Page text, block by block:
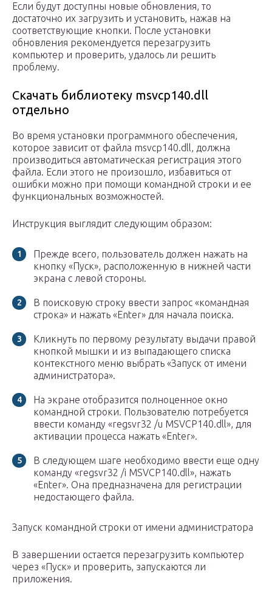
Если будут доступны новые обновления, то
достаточно их загрузить и установить, нажав на
соответствующие кнопки. После установки
обновления рекомендуется перезагрузить
компьютер и проверить, удалось ли решить
проблему.
Скачать библиотеку msvcp140.dll
отдельно
Во время установки программного обеспечения,
которое зависит от файла msvcp140.dll, должна
производиться автоматическая регистрация этого
файла. Если этого не произошло, избавиться от
ошибки можно при помощи командной строки и ее
функциональных возможностей.
Инструкция выглядит следующим образом:
Прежде всего, пользователь должен нажать на
кнопку «Пуск», расположенную в нижней части
экрана с левой стороны.
В поисковую строку ввести запрос «командная
строка» и нажать «Enter» для начала поиска.
Кликнуть по первому результату выдачи правой
кнопкой мышки и из выпадающего списка
контекстного меню выбрать «Запуск от имени
администратора».
На экране отобразится полноценное окно
командной строки. Пользователю потребуется
ввести команду «regsvr32 /u MSVCP140.dll», для
активации процесса нажать «Enter».
В следующем шаге необходимо ввести еще одну
команду «regsvr32 /i MSVCP140.dll», нажать
«Enter». Она предназначена для регистрации
недостающего файла.
Запуск командной строки от имени администратора
В завершении остается перезагрузить компьютер
через «Пуск» и проверить, запускаются ли
приложения.